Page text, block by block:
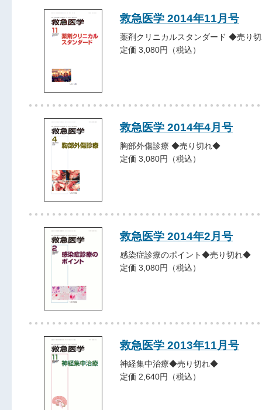
救急医学 2014年11月号
薬剤クリニカルスタンダード ◆売り
定価 3,080円（税込）
救急医学 2014年4月号
胸部外傷診療 ◆売り切れ◆
定価 3,080円（税込）
救急医学 2014年2月号
感染症診療のポイント◆売り切れ◆
定価 3,080円（税込）
救急医学 2013年11月号
神経集中治療◆売り切れ◆
定価 2,640円（税込）